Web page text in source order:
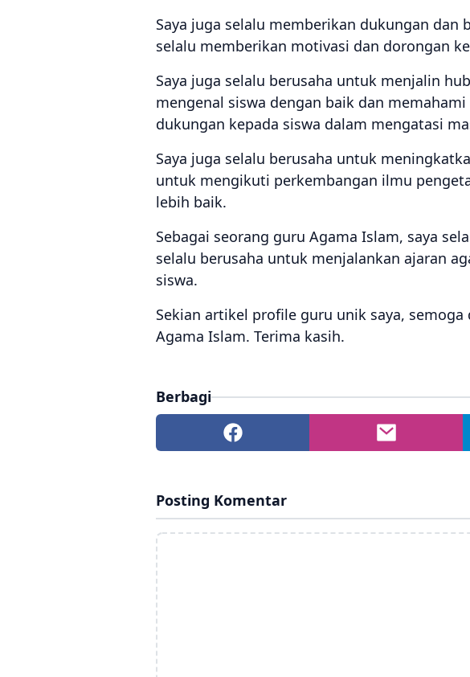
Saya juga selalu memberikan dukungan dan
selalu memberikan motivasi dan dorongan
Saya juga selalu berusaha untuk menjalin
mengenal siswa dengan baik dan
dukungan kepada siswa dalam mengatasi
Saya juga selalu berusaha untuk
untuk mengikuti perkembangan ilmu
lebih baik.
Sebagai seorang guru Agama Islam, saya
selalu berusaha untuk menjalankan ajaran
siswa.
Sekian artikel profile guru unik saya,
Agama Islam. Terima kasih.
Berbagi
Posting Komentar